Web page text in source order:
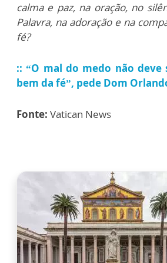
calma e paz, na oração, no
Palavra, na adoração e na
fé?
:: “O mal do medo não
bem da fé”, pede Dom
Fonte: Vatican News